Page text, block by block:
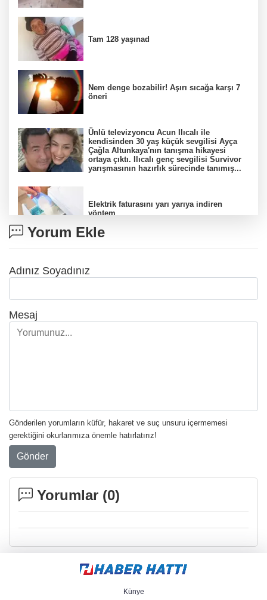
Tam 128 yaşınad
Nem denge bozabilir! Aşırı sıcağa karşı 7
öneri
Ünlü televizyoncu Acun Ilıcalı ile
kendisinden 30 yaş küçük sevgilisi Ayça
Çağla Altunkaya'nın tanışma hikayesi
ortaya çıktı. Ilıcalı genç sevgilisi Survivor
yarışmasının hazırlık sürecinde tanımış...
Elektrik faturasını yarı yarıya indiren
yöntem
havadan görüntülendi
ziyaretçiyi ağırladı
Yorum Ekle
Adınız Soyadınız
Mesaj
Gönderilen yorumların küfür, hakaret ve suç unsuru içermemesi
gerektiğini okurlarımıza önemle hatırlatırız!
Gönder
Yorumlar (0)
Künye